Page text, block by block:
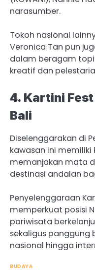
narasumber.
Tokoh nasional
Veronica Tan pun
dalam beragam
kreatif dan
4. Kartini
Bali
Diselenggarakan di
kawasan ini
memanjakan mata
destinasi andalan
Penyelenggaraan
memperkuat posisi
pariwisata
sekaligus panggung
nasional hingga
BUDAYA